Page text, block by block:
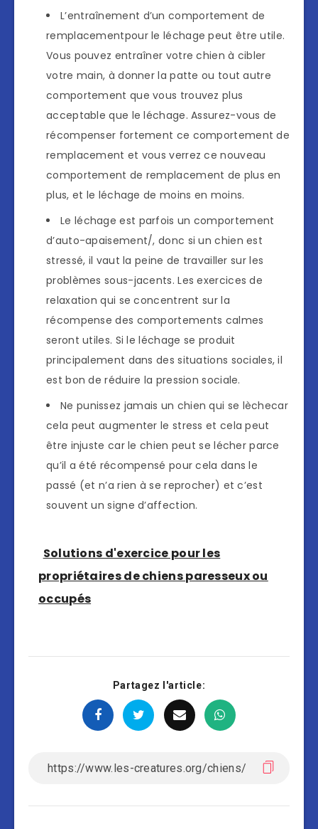
L’entraînement d’un comportement de
remplacementpour le léchage peut être utile.
Vous pouvez entraîner votre chien à cibler
votre main, à donner la patte ou tout autre
comportement que vous trouvez plus
acceptable que le léchage. Assurez-vous de
récompenser fortement ce comportement de
remplacement et vous verrez ce nouveau
comportement de remplacement de plus en
plus, et le léchage de moins en moins.
Le léchage est parfois un comportement
d’auto-apaisement/, donc si un chien est
stressé, il vaut la peine de travailler sur les
problèmes sous-jacents. Les exercices de
relaxation qui se concentrent sur la
récompense des comportements calmes
seront utiles. Si le léchage se produit
principalement dans des situations sociales, il
est bon de réduire la pression sociale.
Ne punissez jamais un chien qui se lèchecar
cela peut augmenter le stress et cela peut
être injuste car le chien peut se lécher parce
qu’il a été récompensé pour cela dans le
passé (et n’a rien à se reprocher) et c’est
souvent un signe d’affection.
Solutions d'exercice pour les
propriétaires de chiens paresseux ou
occupés
Partagez l'article: